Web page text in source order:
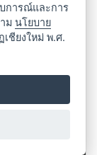
การณ์และการ
ามนโยบาย
ชียงใหม่ พ.ศ.